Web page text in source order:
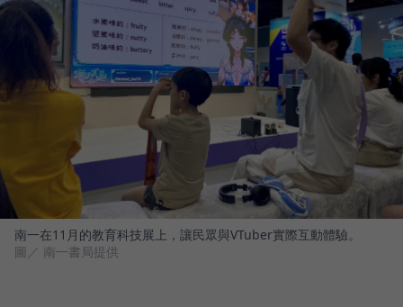
南一在11月的教育科技展上，讓民眾與VTuber實際互動體驗。
圖／ 南一書局提供